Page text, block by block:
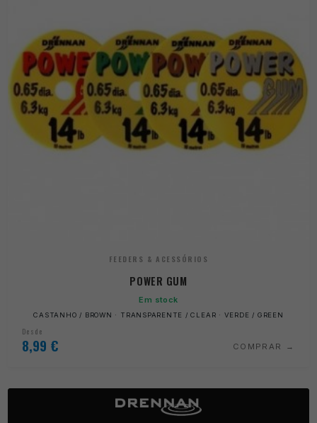
FEEDERS & ACESSÓRIOS
POWER GUM
Em stock
CASTANHO / BROWN · TRANSPARENTE / CLEAR · VERDE / GREEN
Desde
8,99 € COMPRAR